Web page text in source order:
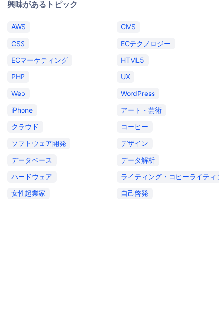
興味があるトピック
AWS
CMS
CSS
ECテクノロジー
ECマーケティング
HTML5
PHP
UX
Web
WordPress
iPhone
アート・芸術
クラウド
コーヒー
ソフトウェア開発
デザイン
データベース
データ解析
ハードウェア
ライティング・コピーライティ
女性起業家
自己啓発